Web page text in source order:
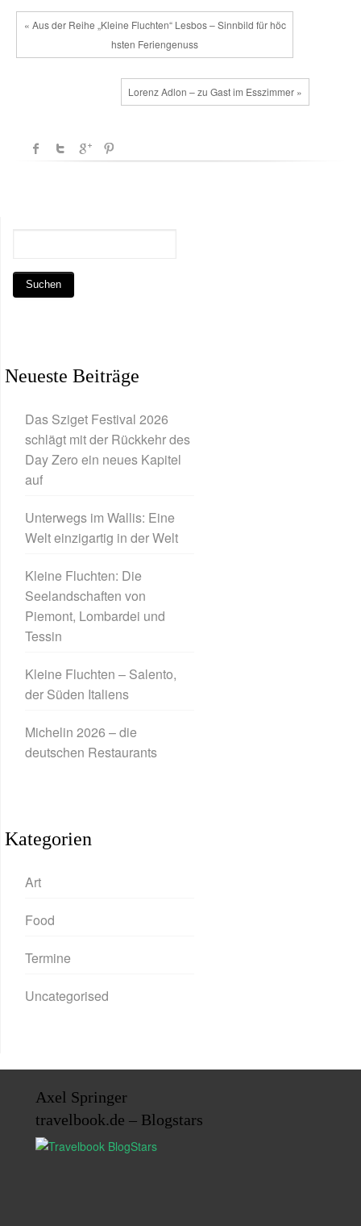
« Aus der Reihe „Kleine Fluchten“ Lesbos – Sinnbild für höc
hsten Feriengenuss
Lorenz Adlon – zu Gast im Esszimmer »
Neueste Beiträge
Das Sziget Festival 2026
schlägt mit der Rückkehr des
Day Zero ein neues Kapitel
auf
Unterwegs im Wallis: Eine
Welt einzigartig in der Welt
Kleine Fluchten: Die
Seelandschaften von
Piemont, Lombardei und
Tessin
Kleine Fluchten – Salento,
der Süden Italiens
Michelin 2026 – die
deutschen Restaurants
Kategorien
Art
Food
Termine
Uncategorised
Axel Springer
travelbook.de – Blogstars